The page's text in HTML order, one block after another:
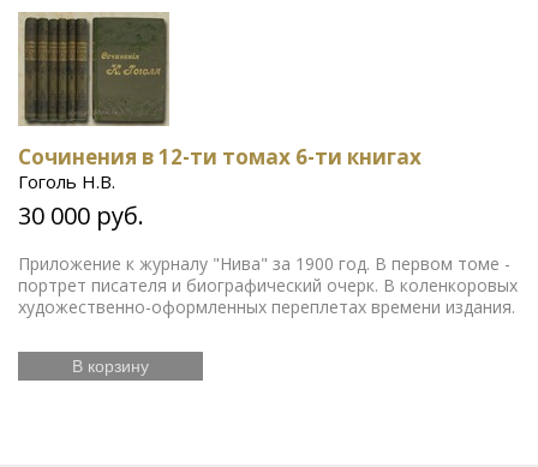
Сочинения в 12-ти томах 6-ти книгах
Гоголь Н.В.
30 000 руб.
Приложение к журналу "Нива" за 1900 год. В первом томе -
портрет писателя и биографический очерк. В коленкоровых
художественно-оформленных переплетах времени издания.
В корзину